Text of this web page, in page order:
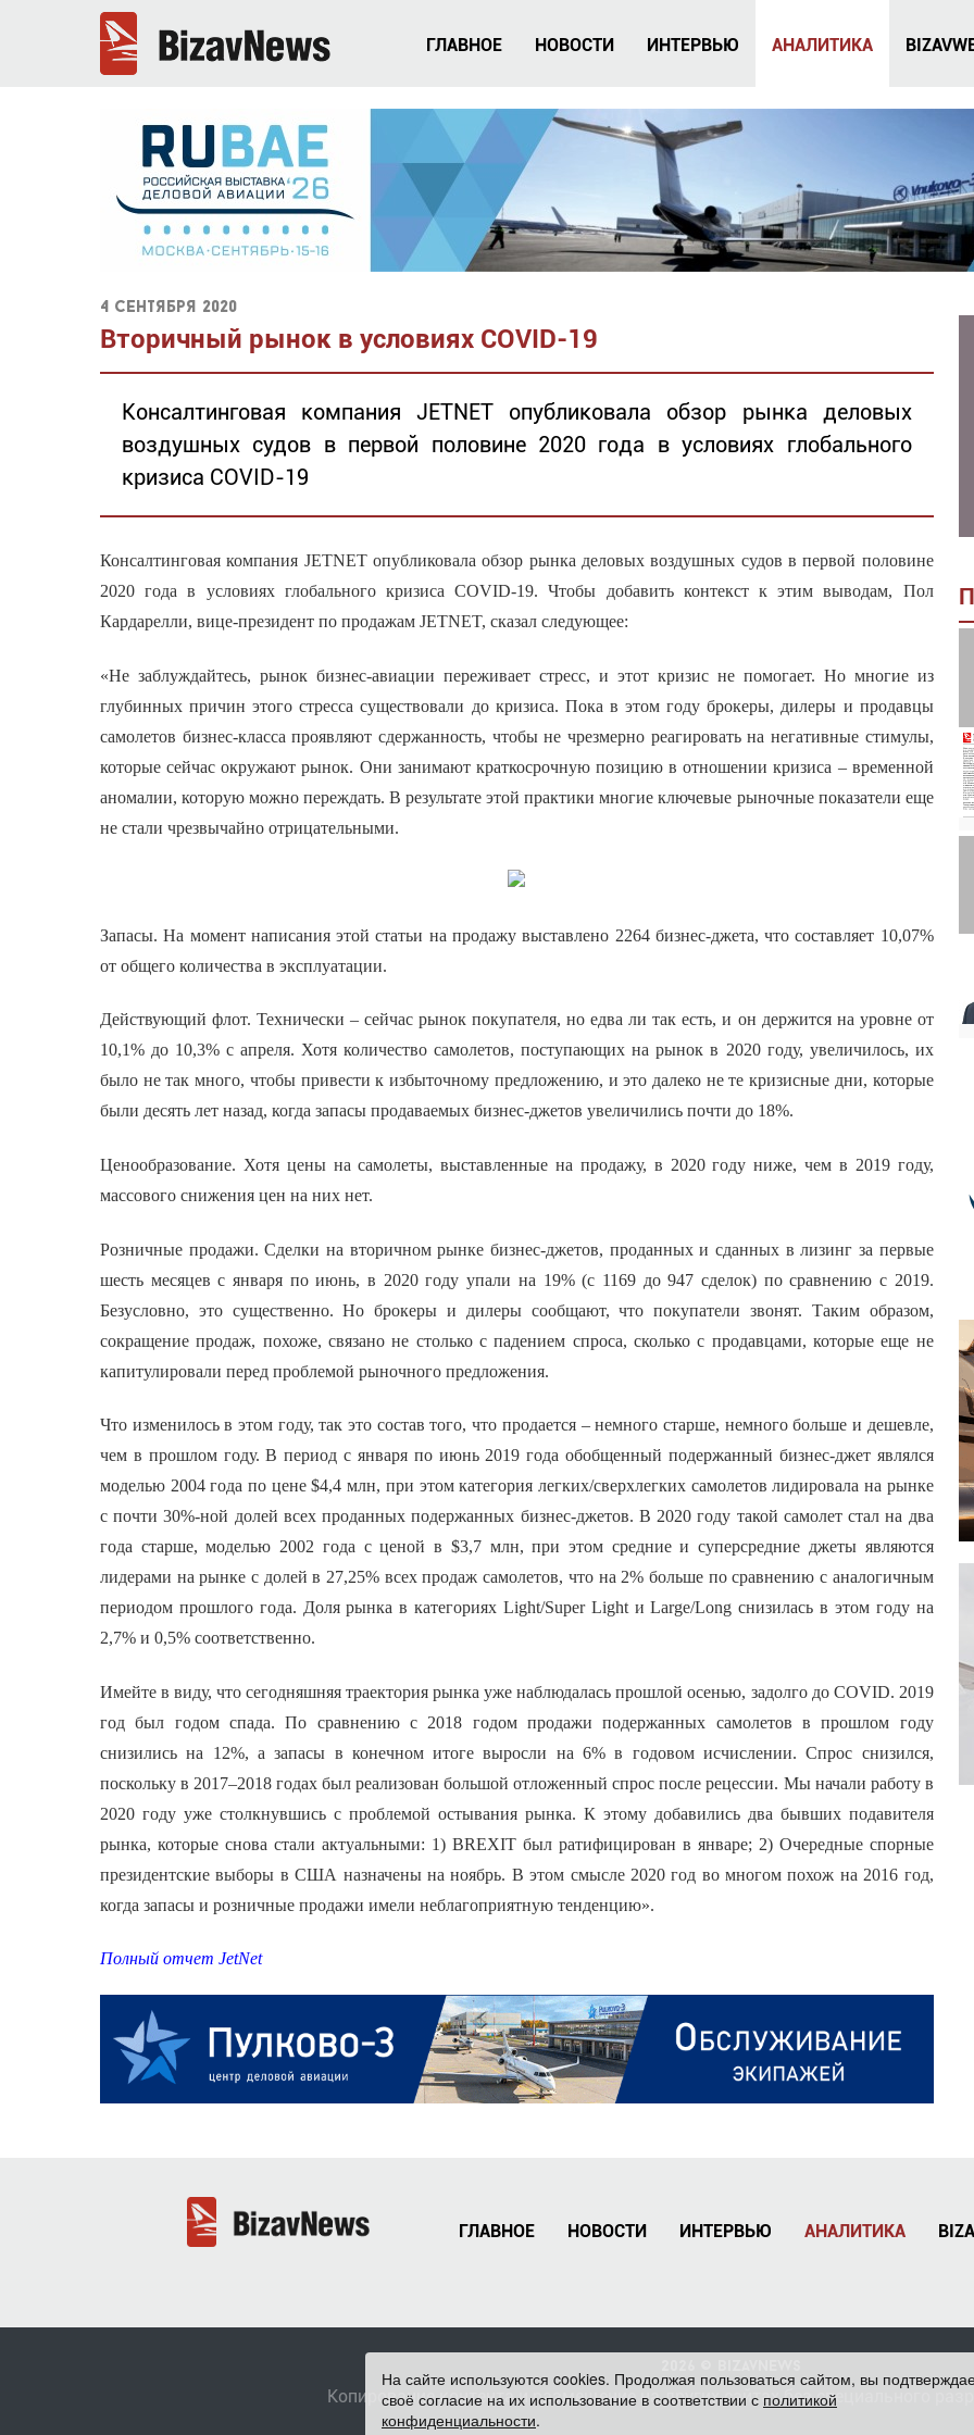
ГЛАВНОЕ НОВОСТИ ИНТЕРВЬЮ АНАЛИТИКА
4 сентября 2020
Вторичный рынок в условиях COVID-19
Консалтинговая компания JETNET опубликовала обзор рынка деловых
воздушных судов в первой половине 2020 года в условиях глобального
кризиса COVID-19
Консалтинговая компания JETNET опубликовала обзор рынка деловых воздушных судов в первой половине
2020 года в условиях глобального кризиса COVID-19. Чтобы добавить контекст к этим выводам, Пол
Кардарелли, вице-президент по продажам JETNET, сказал следующее:
«Не заблуждайтесь, рынок бизнес-авиации переживает стресс, и этот кризис не помогает. Но многие из
глубинных причин этого стресса существовали до кризиса. Пока в этом году брокеры, дилеры и продавцы
самолетов бизнес-класса проявляют сдержанность, чтобы не чрезмерно реагировать на негативные стимулы,
которые сейчас окружают рынок. Они занимают краткосрочную позицию в отношении кризиса – временной
аномалии, которую можно переждать. В результате этой практики многие ключевые рыночные показатели еще
не стали чрезвычайно отрицательными.
Запасы. На момент написания этой статьи на продажу выставлено 2264 бизнес-джета, что составляет 10,07%
от общего количества в эксплуатации.
Действующий флот. Технически – сейчас рынок покупателя, но едва ли так есть, и он держится на уровне от
10,1% до 10,3% с апреля. Хотя количество самолетов, поступающих на рынок в 2020 году, увеличилось, их
было не так много, чтобы привести к избыточному предложению, и это далеко не те кризисные дни, которые
были десять лет назад, когда запасы продаваемых бизнес-джетов увеличились почти до 18%.
Ценообразование. Хотя цены на самолеты, выставленные на продажу, в 2020 году ниже, чем в 2019 году,
массового снижения цен на них нет.
Розничные продажи. Сделки на вторичном рынке бизнес-джетов, проданных и сданных в лизинг за первые
шесть месяцев с января по июнь, в 2020 году упали на 19% (с 1169 до 947 сделок) по сравнению с 2019.
Безусловно, это существенно. Но брокеры и дилеры сообщают, что покупатели звонят. Таким образом,
сокращение продаж, похоже, связано не столько с падением спроса, сколько с продавцами, которые еще не
капитулировали перед проблемой рыночного предложения.
Что изменилось в этом году, так это состав того, что продается – немного старше, немного больше и дешевле,
чем в прошлом году. В период с января по июнь 2019 года обобщенный подержанный бизнес-джет являлся
моделью 2004 года по цене $4,4 млн, при этом категория легких/сверхлегких самолетов лидировала на рынке
с почти 30%-ной долей всех проданных подержанных бизнес-джетов. В 2020 году такой самолет стал на два
года старше, моделью 2002 года с ценой в $3,7 млн, при этом средние и суперсредние джеты являются
лидерами на рынке с долей в 27,25% всех продаж самолетов, что на 2% больше по сравнению с аналогичным
периодом прошлого года. Доля рынка в категориях Light/Super Light и Large/Long снизилась в этом году на
2,7% и 0,5% соответственно.
Имейте в виду, что сегодняшняя траектория рынка уже наблюдалась прошлой осенью, задолго до COVID. 2019
год был годом спада. По сравнению с 2018 годом продажи подержанных самолетов в прошлом году
снизились на 12%, а запасы в конечном итоге выросли на 6% в годовом исчислении. Спрос снизился,
поскольку в 2017–2018 годах был реализован большой отложенный спрос после рецессии. Мы начали работу в
2020 году уже столкнувшись с проблемой остывания рынка. К этому добавились два бывших подавителя
рынка, которые снова стали актуальными: 1) BREXIT был ратифицирован в январе; 2) Очередные спорные
президентские выборы в США назначены на ноябрь. В этом смысле 2020 год во многом похож на 2016 год,
когда запасы и розничные продажи имели неблагоприятную тенденцию».
Полный отчет JetNet
ГЛАВНОЕ НОВОСТИ ИНТЕРВЬЮ АНАЛИТИКА
Копирование контента и размещение на других сайтах без специального
На сайте используются cookies. Продолжая пользоваться сайтом, вы
своё согласие на их использование в соответствии с политикой
конфиденциальности.